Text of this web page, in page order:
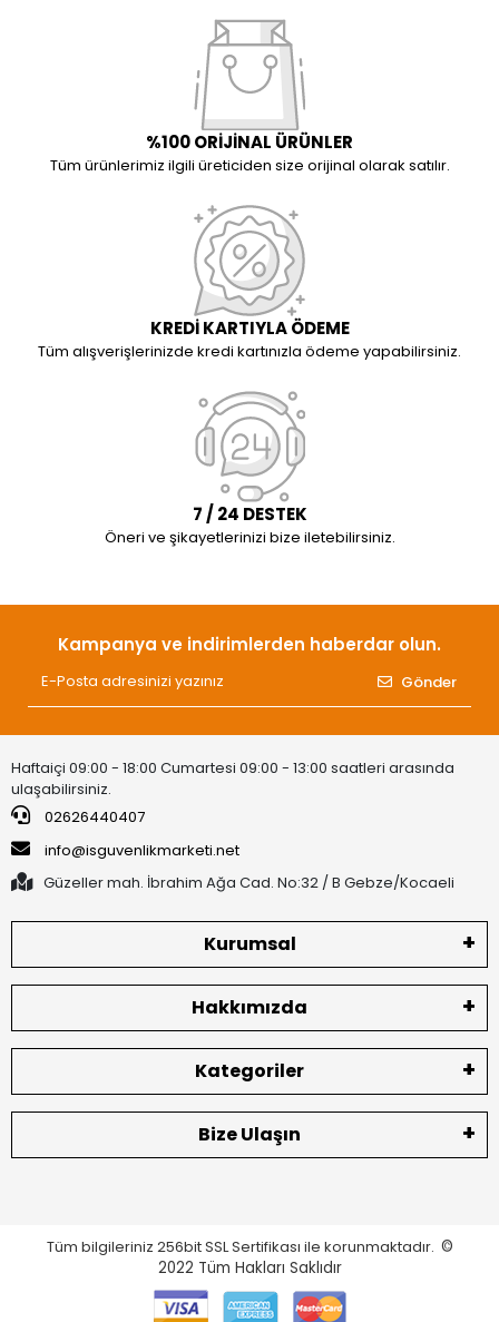
%100 ORİJİNAL ÜRÜNLER
Tüm ürünlerimiz ilgili üreticiden size orijinal olarak satılır.
KREDİ KARTIYLA ÖDEME
Tüm alışverişlerinizde kredi kartınızla ödeme yapabilirsiniz.
7 / 24 DESTEK
Öneri ve şikayetlerinizi bize iletebilirsiniz.
Kampanya ve indirimlerden haberdar olun.
Gönder
Haftaiçi 09:00 - 18:00 Cumartesi 09:00 - 13:00 saatleri arasında
ulaşabilirsiniz.
02626440407
info@isguvenlikmarketi.net
Güzeller mah. İbrahim Ağa Cad. No:32 / B Gebze/Kocaeli
Kurumsal
Hakkımızda
Kategoriler
Bize Ulaşın
Tüm bilgileriniz 256bit SSL Sertifikası ile korunmaktadır. ©
2022 Tüm Hakları Saklıdır